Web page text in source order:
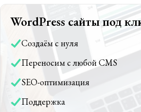
WordPress сайты под
Создаём с нуля
Переносим с любой CMS
SEO-оптимизация
Поддержка